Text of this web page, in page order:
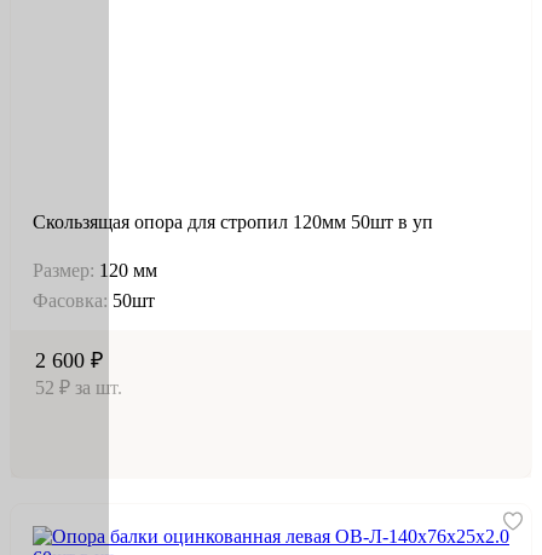
Скользящая опора для стропил 120мм 50шт в уп
Размер: 120 мм
Фасовка: 50шт
2 600 ₽
52 ₽ за шт.